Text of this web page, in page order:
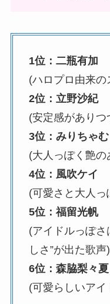
1位：二瓶有加
(ハロプロ由来
2位：立野沙紀
(安定感があり
3位：みりちゃむ
(大人っぽく艶の
4位：風吹ケイ
(可愛さと大人
5位：福留光帆
(アイドルっぽさ
しさ”が出た歌声)
6位：森脇梨々夏
(可愛らしいアイ